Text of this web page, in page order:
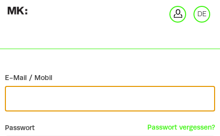
DE
E-Mail / Mobil
Passwort Passwort vergessen?